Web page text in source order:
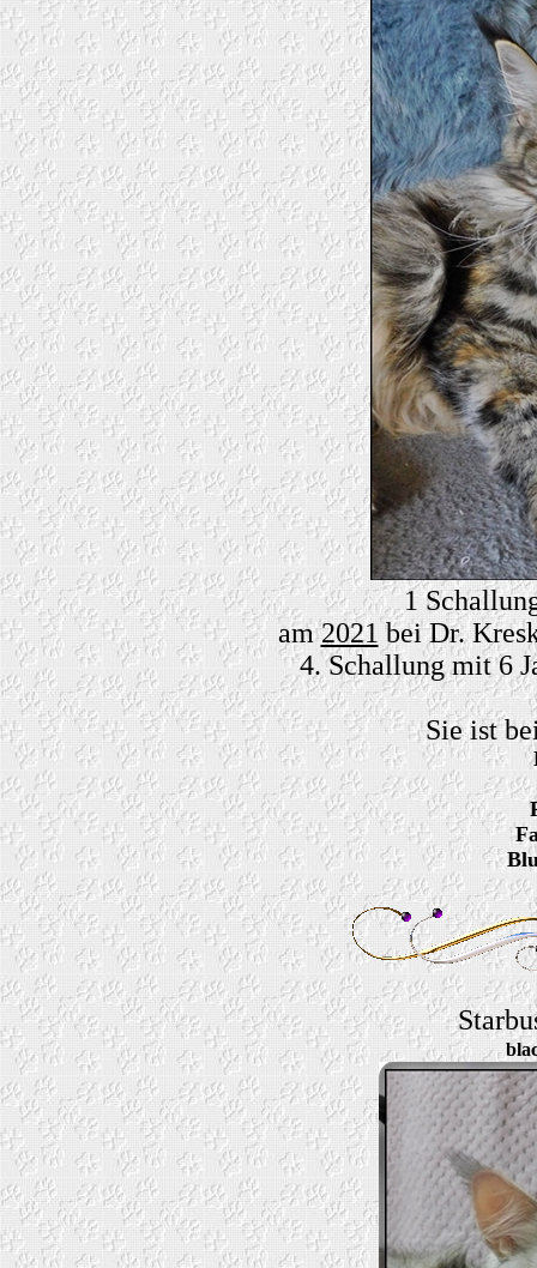
1
am2021 bei Dr.
4. Schallung mit 6
Sie ist
S